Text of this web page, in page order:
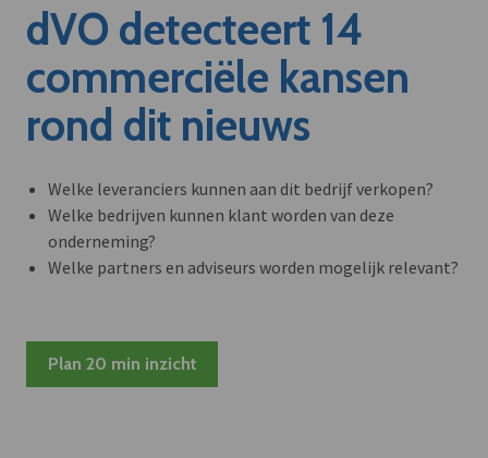
dVO detecteert 14
commerciële kansen
rond dit nieuws
Welke leveranciers kunnen aan dit bedrijf verkopen?
Welke bedrijven kunnen klant worden van deze
onderneming?
Welke partners en adviseurs worden mogelijk relevant?
Plan 20 min inzicht